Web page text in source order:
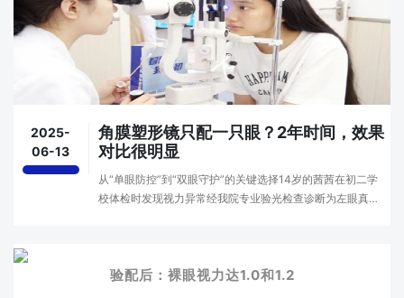
2025-
06-13
角膜塑形镜只配一只眼？2年时间，效果
对比很明显
从“单眼防控”到“双眼守护”的关键选择14岁的茜茜在初二学
校体检时发现视力异常经我院专业验光检查诊断为左眼真性
验配后：裸眼视力达1.0和1.2